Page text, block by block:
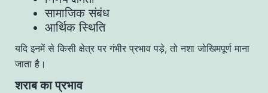
सामाजिक संबंध
आर्थिक स्थिति
यदि इनमें से किसी क्षेत्र पर गंभीर प्रभाव पड़े, तो नशा जोखिमपूर्ण माना
जाता है।
शराब का प्रभाव